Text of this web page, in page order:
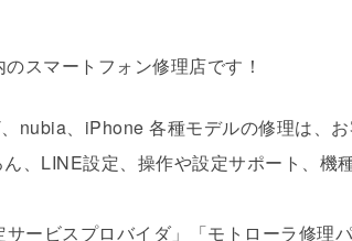
スマートフォン修理店です！
、iPhone 各種モデルの修理は、
、LINE設定、操作や設定サポート、
ービスプロバイダ」「モトローラ修理